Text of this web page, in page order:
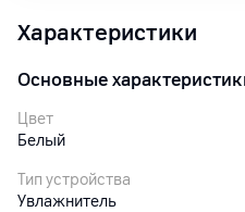
Характеристики
Основные
Цвет
Белый
Тип устройства
Увлажнитель